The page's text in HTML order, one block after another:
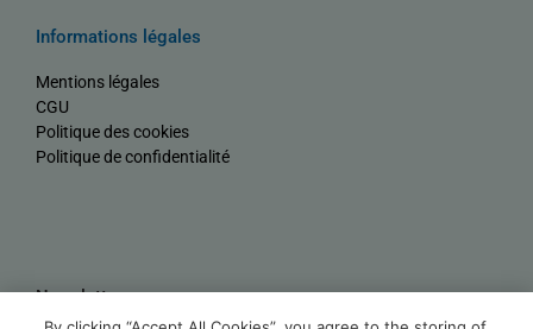
Informations légales
Mentions légales
CGU
Politique des cookies
Politique de confidentialité
Newsletter